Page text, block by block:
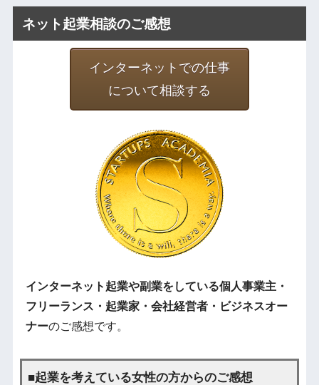
ネット起業相談のご感想
インターネットでの仕事
について相談する
インターネット起業や副業をしている個人事業主・
フリーランス・起業家・会社経営者・ビジネスオー
ナーのご感想です。
■起業を考えている女性の方からのご感想